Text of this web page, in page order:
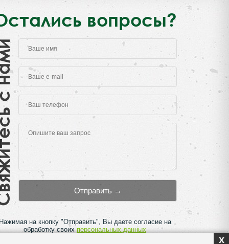
вопросы?
нами
Нажимая на кнопку "Отправить", Вы даете согласие на
обработку своихперсональных данных
x